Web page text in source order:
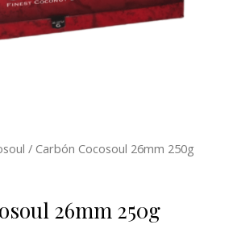
/ Carbón Cocosoul 26mm 250g
26mm 250g